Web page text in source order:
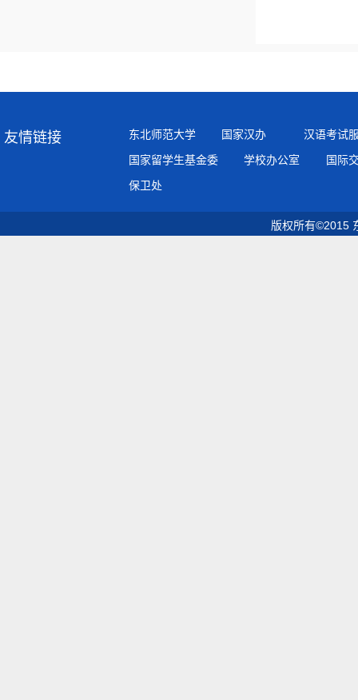
友情链接 东北师范大学 国家汉办
汉语考试
国家留学生基金委
学校办公室
国际
保卫处
版权所有©2015